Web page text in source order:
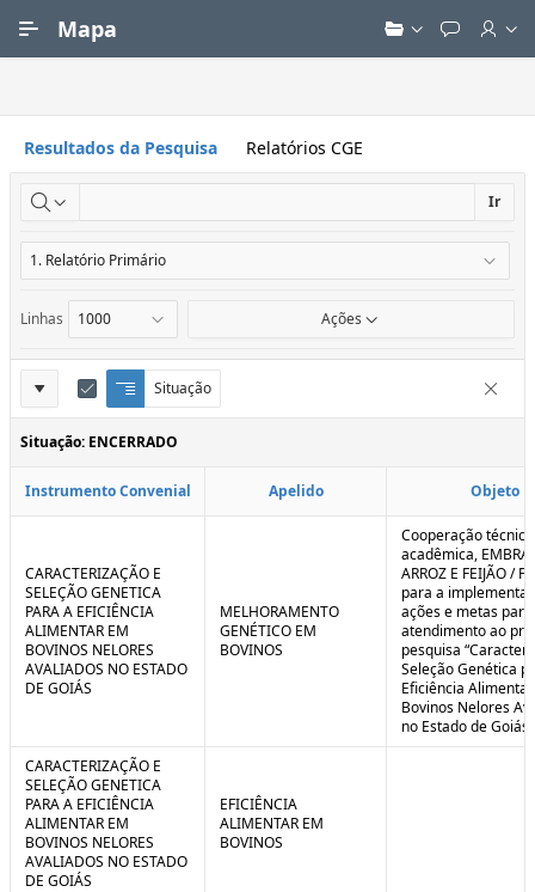
Mapa
Resultados da Pesquisa Relatórios CGE
Ir
Linhas Ações
Definições
do
Relatório
Situação
Q
u
e
b
a
o
n
l
t
u
o
E
d
i
t
r
t
r
r
Situação: ENCERRADO
Instrumento Convenial Apelido Objeto
CARACTERIZAÇÃO E
SELEÇÃO GENETICA
PARA A EFICIÊNCIA
ALIMENTAR EM
BOVINOS NELORES
AVALIADOS NO ESTADO
DE GOIÁS
MELHORAMENTO
GENÉTICO EM
BOVINOS
Cooperação
acadêmica,
ARROZ E FEIJÃO /
para a
ações e metas
atendimento ao
pesquisa
Seleção Genética
Eficiência
Bovinos Nelores
no Estado de
CARACTERIZAÇÃO E
SELEÇÃO GENETICA
PARA A EFICIÊNCIA
ALIMENTAR EM
BOVINOS NELORES
AVALIADOS NO ESTADO
DE GOIÁS
EFICIÊNCIA
ALIMENTAR EM
BOVINOS